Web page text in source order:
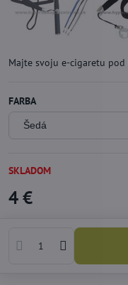
Majte svoju e-cigaretu
FARBA
SKLADOM
4 €